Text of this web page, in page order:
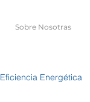
Sobre Nosotras
Eficiencia Energética